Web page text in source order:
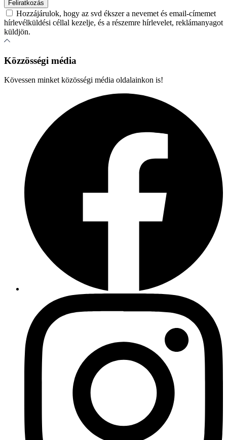
Hozzájárulok, hogy az svd ékszer a nevemet és email-címemet
hírlevélküldési céllal kezelje, és a részemre hírlevelet, reklámanyagot
küldjön.
Közzösségi média
Kövessen minket közösségi média oldalainkon is!